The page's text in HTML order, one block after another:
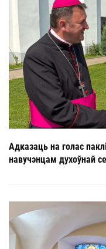
Адказаць на голас
навучэнцам духоўнай